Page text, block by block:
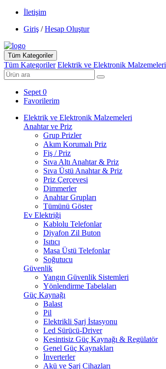
İletişim
Giriş / Hesap Oluştur
Tüm Kategoriler
Tüm Kategoriler Elektrik ve Elektronik Malzemeleri
Sepet 0
Favorilerim
Elektrik ve Elektronik Malzemeleri
Anahtar ve Priz
Grup Prizler
Akım Korumalı Priz
Fiş / Priz
Sıva Altı Anahtar & Priz
Sıva Üstü Anahtar & Priz
Priz Çerçevesi
Dimmerler
Anahtar Grupları
Tümünü Göster
Ev Elektriği
Kablolu Telefonlar
Diyafon Zil Buton
Isıtıcı
Masa Üstü Telefonlar
Soğutucu
Güvenlik
Yangın Güvenlik Sistemleri
Yönlendirme Tabelaları
Güç Kaynağı
Balast
Pil
Elektrikli Şarj İstasyonu
Led Sürücü-Driver
Kesintisiz Güç Kaynağı & Regülatör
Genel Güç Kaynakları
İnverterler
Akü ve Şarj Cihazları